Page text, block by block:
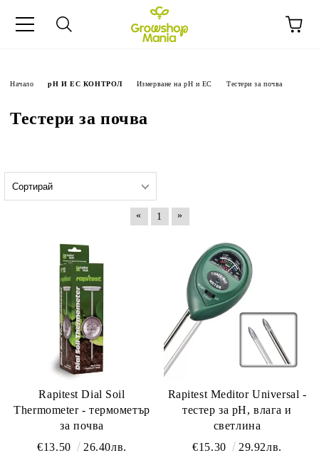
Начало pH И EC КОНТРОЛ Измерване на pH и EC Тестери за почва
Тестери за почва
« 1 »
Rapitest Dial Soil
Thermometer - термометър
за почва
€13.50
26.40лв.
Rapitest Meditor Universal -
тестер за pH, влага и
светлина
€15.30
29.92лв.